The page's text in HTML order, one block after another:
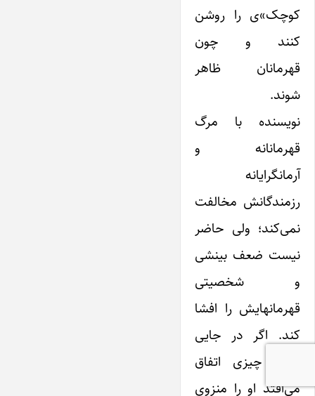
کوچک»ی را روشن
کنند و چون
قهرمانان ظاهر
شوند.
نویسنده با مرگ
قهرمانانه و
آرمانگرایانه
رزمندگانش مخالفت
نمی‌کند؛ ولی حاضر
نیست ضعف بینشی
و شخصیتی
قهرمانهایش را افشا
کند. اگر در جایی
چنین چیزی اتفاق
می‌افتد او را منزوی